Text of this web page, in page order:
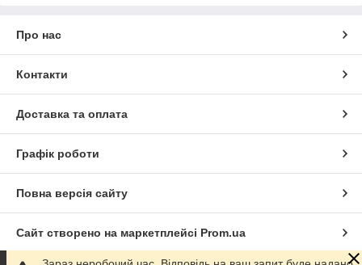
Про нас
Контакти
Доставка та оплата
Графік роботи
Повна версія сайту
Сайт створено на маркетплейсі Prom.ua